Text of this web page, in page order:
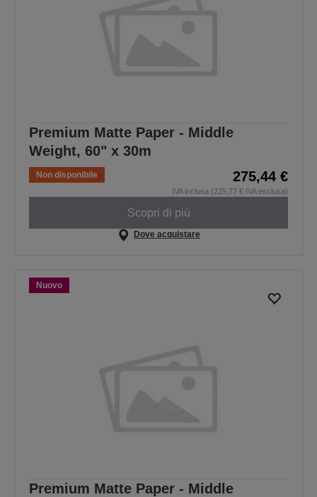
Premium Matte Paper - Middle
Weight, 60" x 30m
Non disponibile 275,44 €
IVA inclusa (225,77 € IVA esclusa)
Scopri di più
Dove acquistare
Nuovo
Premium Matte Paper - Middle